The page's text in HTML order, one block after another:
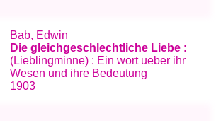
Bab, Edwin
Die gleichgeschlechtliche Liebe :
(Lieblingminne) : Ein wort ueber ihr
Wesen und ihre Bedeutung
1903